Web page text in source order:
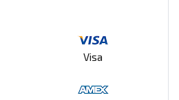
Visa